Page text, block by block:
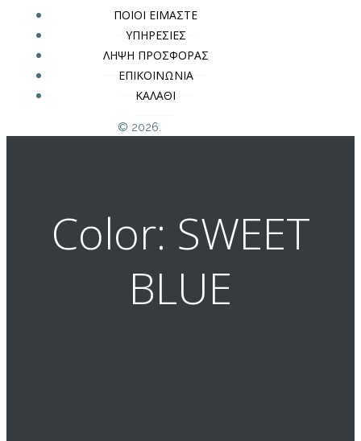
ΠΟΙΟΙ ΕΙΜΑΣΤΕ
ΥΠΗΡΕΣΙΕΣ
ΛΗΨΗ ΠΡΟΣΦΟΡΑΣ
ΕΠΙΚΟΙΝΩΝΙΑ
ΚΑΛΑΘΙ
© 2026.
Color: SWEET
BLUE